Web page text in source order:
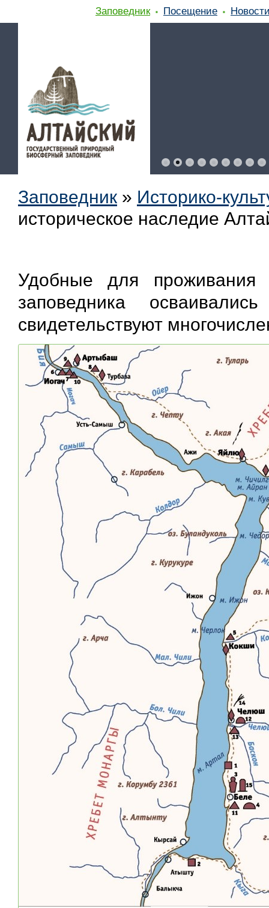
Заповедник Посещение
Заповедник » Историко-
историческое наследие
Удобные для проживания
заповедника
свидетельствуют